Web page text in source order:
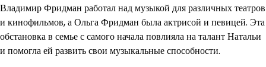
Владимир Фридман работал над музыкой для различных театров
и кинофильмов, а Ольга Фридман была актрисой и певицей. Эта
обстановка в семье с самого начала повлияла на талант Натальи
и помогла ей развить свои музыкальные способности.